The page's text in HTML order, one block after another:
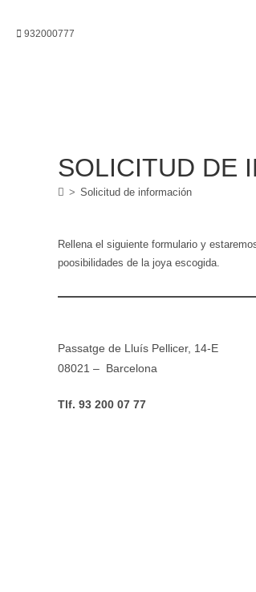
932000777
SOLICITUD DE
> Solicitud de información
Rellena el siguiente formulario y
poosibilidades de la joya escogida.
Passatge de Lluís Pellicer, 14-E
08021 – Barcelona
Tlf. 93 200 07 77